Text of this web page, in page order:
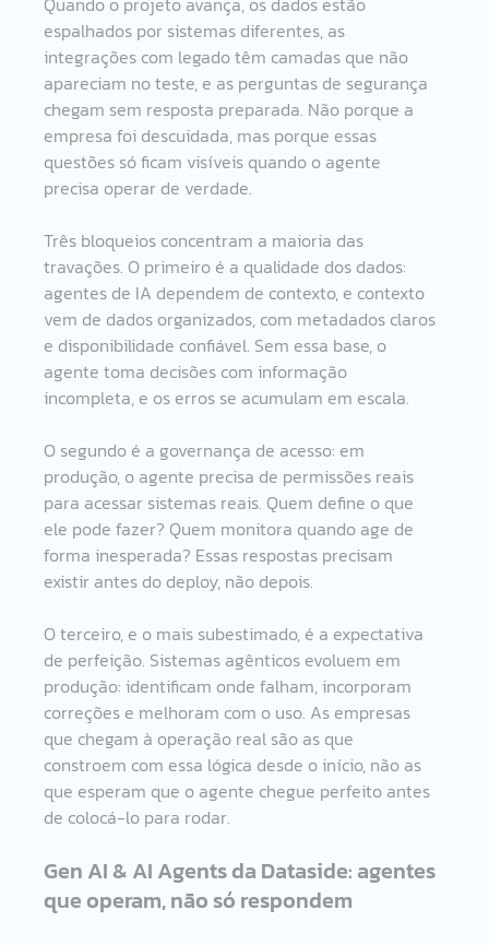
espalhados por sistemas diferentes, as
integrações com legado têm camadas que não
apareciam no teste, e as perguntas de segurança
chegam sem resposta preparada. Não porque a
empresa foi descuidada, mas porque essas
questões só ficam visíveis quando o agente
precisa operar de verdade.
Três bloqueios concentram a maioria das
travações. O primeiro é a qualidade dos dados:
agentes de IA dependem de contexto, e contexto
vem de dados organizados, com metadados claros
e disponibilidade confiável. Sem essa base, o
agente toma decisões com informação
incompleta, e os erros se acumulam em escala.
O segundo é a governança de acesso: em
produção, o agente precisa de permissões reais
para acessar sistemas reais. Quem define o que
ele pode fazer? Quem monitora quando age de
forma inesperada? Essas respostas precisam
existir antes do deploy, não depois.
O terceiro, e o mais subestimado, é a expectativa
de perfeição. Sistemas agênticos evoluem em
produção: identificam onde falham, incorporam
correções e melhoram com o uso. As empresas
que chegam à operação real são as que
constroem com essa lógica desde o início, não as
que esperam que o agente chegue perfeito antes
de colocá-lo para rodar.
Gen AI & AI Agents da Dataside: agentes
que operam, não só respondem